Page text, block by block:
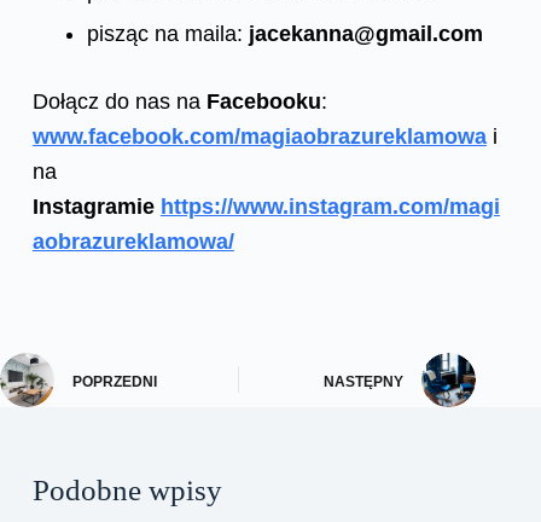
pisząc na maila: jacekanna@gmail.com
Dołącz do nas na Facebooku:
www.facebook.com/magiaobrazureklamowai
na
Instagramie https://www.instagram.com/magi
aobrazureklamowa/
POPRZEDNI NASTĘPNY
Podobne wpisy